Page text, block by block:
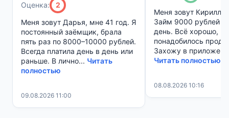
Оценка:
2
Меня зовут Дарья, мне 41 год. Я
постоянный заёмщик, брала
пять раз по 8000–10000 рублей.
Всегда платила день в день или
раньше. В лично... Читать
полностью
09.08.2026 11:00
Меня зовут Кирилл,
Займ 9000 рублей
день. Всё хорошо,
понадобилось
Захожу в
Читать полностью
08.08.2026 10:16